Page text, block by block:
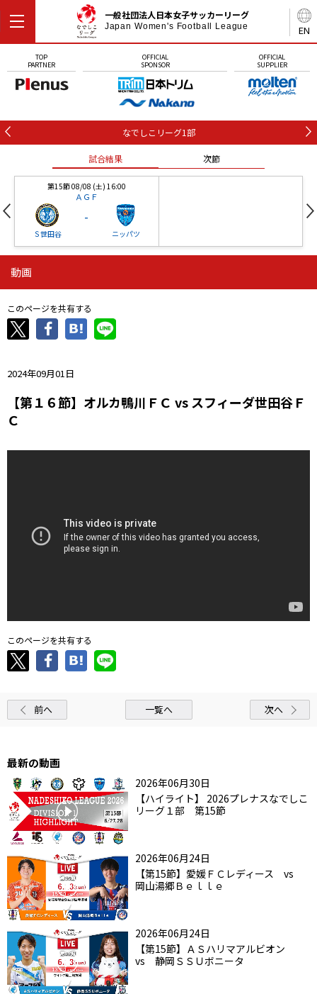
EN
一般社団法人日本女子サッカーリーグ
Japan Women's Football League
TOP
PARTNER
OFFICIAL
SPONSOR
OFFICIAL
SUPPLIER
なでしこリーグ1部
試合結果 次節
第15節 08/08 (土) 16:00
ＡＧＦ
Ｓ世田谷
-
ニッパツ
ニッパツ
ニッパツ
-
石人の星
動画
このページを共有する
2024年09月01日
【第１６節】オルカ鴨川ＦＣ vs スフィーダ世田谷Ｆ
Ｃ
このページを共有する
前へ 一覧へ 次へ
最新の動画
2026年06月30日
【ハイライト】 2026プレナスなでしこ
リーグ１部 第15節
2026年06月24日
【第15節】愛媛ＦＣレディース vs
岡山湯郷Ｂｅｌｌｅ
2026年06月24日
【第15節】ＡＳハリマアルビオン
vs 静岡ＳＳＵボニータ